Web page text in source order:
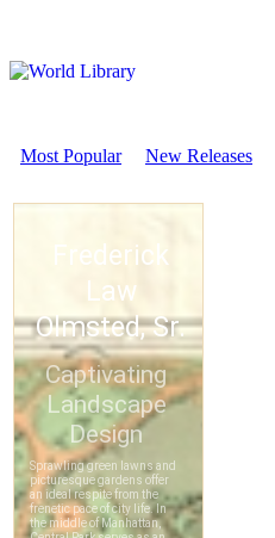
Most Popular New Releases